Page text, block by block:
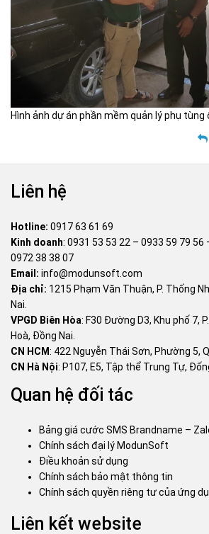
Hình ảnh dự án phần mềm quản lý phụ tùng
Liên hệ
Hotline: 0917 63 61 69
Kinh doanh: 0931 53 53 22 – 0933 59 79 56
0972 38 38 07
Email: info@modunsoft.com
Địa chỉ: 1215 Phạm Văn Thuận, P. Thống
Nai.
VPGD Biên Hòa: F30 Đường D3, Khu phố 7,
Hoà, Đồng Nai.
CN HCM: 422 Nguyễn Thái Sơn, Phường 5,
CN Hà Nội: P107, E5, Tập thể Trung Tự,
Quan hệ đối tác
Bảng giá cước SMS Brandname –
Chính sách đại lý ModunSoft
Điều khoản sử dụng
Chính sách bảo mật thông tin
Chính sách quyền riêng tư của ứng
Liên kết website